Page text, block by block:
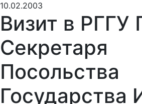
10.02.2003
Визит в РГГУ
Секретаря
Посольства
Государства